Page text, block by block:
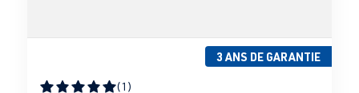
3 ANS DE GARANTIE
(1)